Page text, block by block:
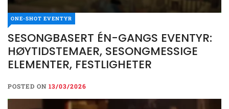
ONE-SHOT EVENTYR
SESONGBASERT ÉN-GANGS EVENTYR:
HØYTIDSTEMAER, SESONGMESSIGE
ELEMENTER, FESTLIGHETER
POSTED ON 13/03/2026